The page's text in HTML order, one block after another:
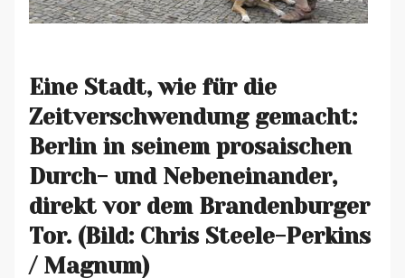
Eine Stadt, wie für die
Zeitverschwendung gemacht:
Berlin in seinem prosaischen
Durch- und Nebeneinander,
direkt vor dem Brandenburger
Tor. (Bild: Chris Steele-Perkins
/ Magnum)